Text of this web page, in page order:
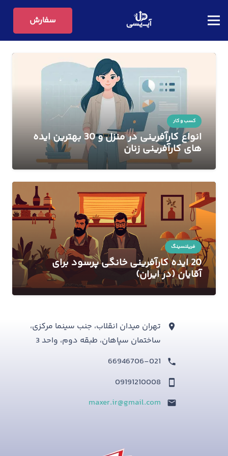
سفارش
کسب و کار
انواع کارآفرینی در منزل و 30 بهترین ایده
های کارآفرینی زنان
فریلنسینگ
20 ایده کارآفرینی خانگی پرسود برای
آقایان (در ایران)
تهران میدان انقلاب، جنب سینما مرکزی،
ساختمان سپاهان، طبقه دوم، واحد 3
66946706-021
09191210008
maxer.ir@gmail.com